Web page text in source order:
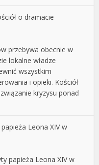
o dramacie
przebywa obecnie w
lokalne władze
wszystkim
i opieki. Kościół
kryzysu ponad
Leona XIV w
papieża Leona XIV w